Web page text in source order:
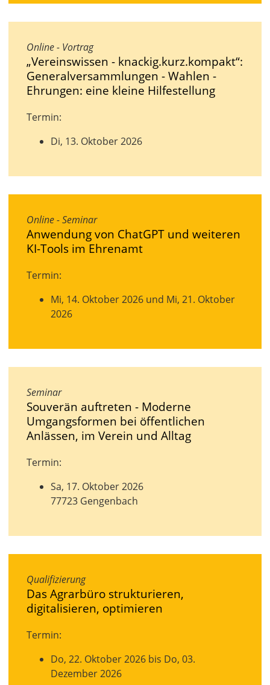
Online - Vortrag
„Vereinswissen - knackig.kurz.kompakt“:
Generalversammlungen - Wahlen -
Ehrungen: eine kleine Hilfestellung
Termin:
Di, 13. Oktober 2026
Online - Seminar
Anwendung von ChatGPT und weiteren
KI-Tools im Ehrenamt
Termin:
Mi, 14. Oktober 2026 und Mi, 21. Oktober
2026
Seminar
Souverän auftreten - Moderne
Umgangsformen bei öffentlichen
Anlässen, im Verein und Alltag
Termin:
Sa, 17. Oktober 2026
77723 Gengenbach
Qualifizierung
Das Agrarbüro strukturieren,
digitalisieren, optimieren
Termin:
Do, 22. Oktober 2026 bis Do, 03.
Dezember 2026